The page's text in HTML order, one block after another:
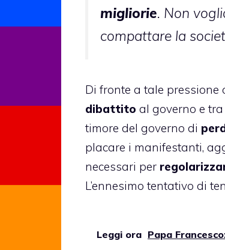
migliorie. Non
compattare la
Di fronte a tale
dibattito al governo e
timore del governo di
placare i manifestanti,
necessari per
L’ennesimo tentativo di
Leggi ora Papa